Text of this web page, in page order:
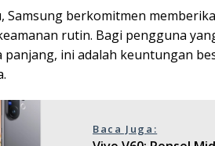
Samsung berkomitmen
rutin. Bagi pengguna
panjang, ini adalah keuntungan
Baca Juga: